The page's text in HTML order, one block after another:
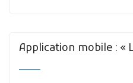
Application mobile : «